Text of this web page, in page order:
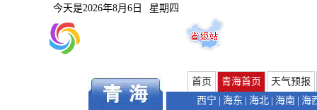
今天是2026年8月6日 星期四
首页 青海首页
天气预报
西宁
海东 海北 海南 海